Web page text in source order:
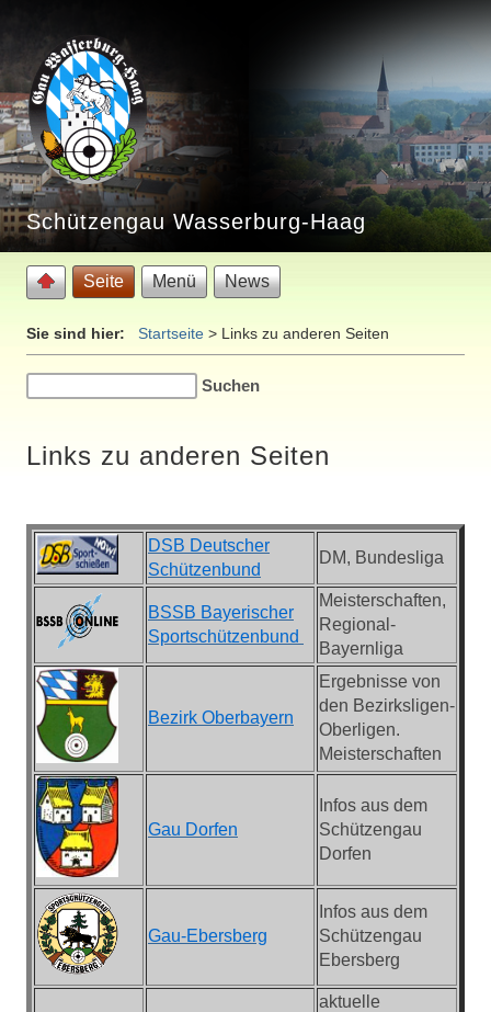
Schützengau Wasserburg-Haag
Seite Menü News
Sie sind hier: Startseite > Links zu anderen Seiten
Links zu anderen Seiten
DSB Deutscher
Schützenbund
DM, Bundesliga
BSSB Bayerischer
Sportschützenbund
Meisterschaften,
Regional-
Bayernliga
Bezirk Oberbayern
Ergebnisse von
den Bezirksligen-
Oberligen.
Meisterschaften
Gau Dorfen
Infos aus dem
Schützengau
Dorfen
Gau-Ebersberg
Infos aus dem
Schützengau
Ebersberg
aktuelle